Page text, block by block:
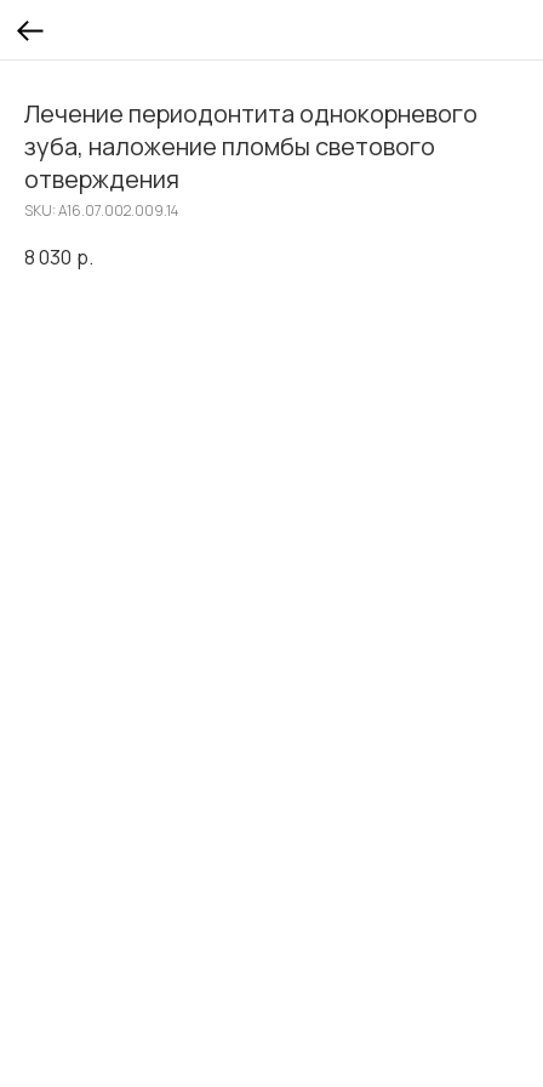
Лечение периодонтита однокорневого
зуба, наложение пломбы светового
отверждения
SKU:A16.07.002.009.14
8 030 р.